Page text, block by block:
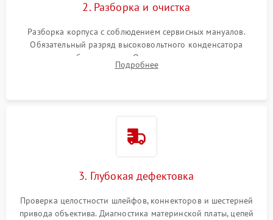
2. Разборка и очистка
Разборка корпуса с соблюдением сервисных мануалов.
Обязательный разряд высоковольтного конденсатора
вспышки для безопасности. Очистка внутренних узлов от
пыли, песка и следов влаги с помощью спецсредств.
Подробнее
3. Глубокая дефектовка
Проверка целостности шлейфов, коннекторов и шестерней
привода объектива. Диагностика материнской платы, цепей